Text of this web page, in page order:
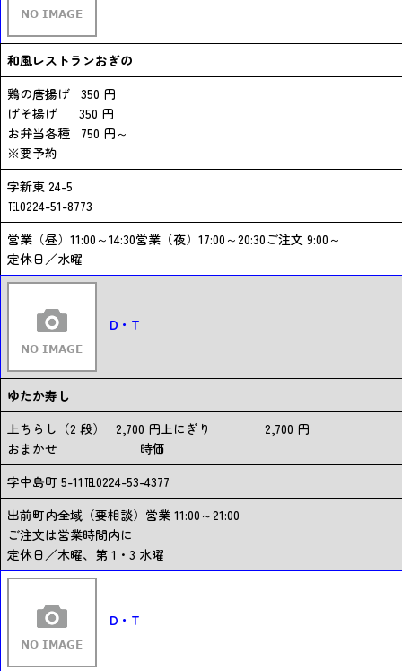
和風レストランおぎの
鶏の唐揚げ 350 円
げそ揚げ 350 円
お弁当各種 750 円～
※要予約
字新東 24-5
℡0224-51-8773
営業（昼）11:00～14:30営業（夜）17:00～20:30ご注文 9:00～
定休日／水曜
D・T
ゆたか寿し
上ちらし（2 段） 2,700 円上にぎり 2,700 円
おまかせ 時価
字中島町 5-11℡0224-53-4377
出前町内全域（要相談）営業 11:00～21:00
ご注文は営業時間内に
定休日／木曜、第 1・3 水曜
D・T